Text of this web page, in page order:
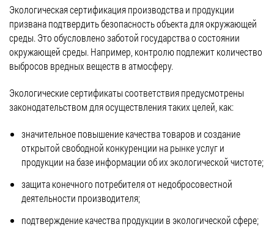
Экологическая сертификация производства и продукции
призвана подтвердить безопасность объекта для окружающей
среды. Это обусловлено заботой государства о состоянии
окружающей среды. Например, контролю подлежит количество
выбросов вредных веществ в атмосферу.
Экологические сертификаты соответствия предусмотрены
законодательством для осуществления таких целей, как:
значительное повышение качества товаров и создание
открытой свободной конкуренции на рынке услуг и
продукции на базе информации об их экологической чистоте;
защита конечного потребителя от недобросовестной
деятельности производителя;
подтверждение качества продукции в экологической сфере;